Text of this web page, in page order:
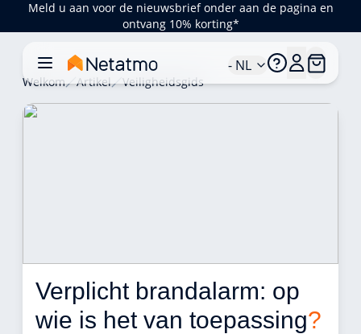
Meld u aan voor de nieuwsbrief onder aan de pagina en
ontvang 10% korting*
- NL
Welkom Artikel Veiligheidsgids
Verplicht brandalarm: op
wie is het van toepassing?